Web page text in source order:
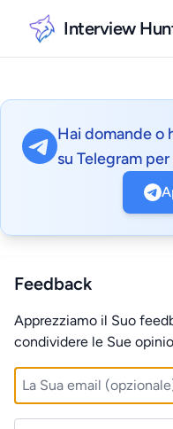
Interview
Hai domande o
su Telegram
Feedback
Apprezziamo il Suo
condividere le Sue